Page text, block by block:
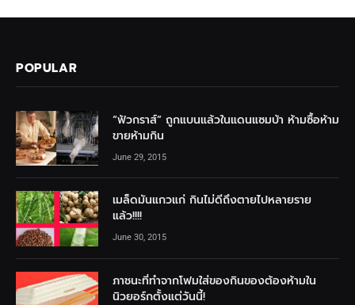
POPULAR
“ฟัวกราส์” ถูกแบนแล้วในแดนแซมบ้า ห้ามซื้อห้าม
ขายห้ามกิน
June 29, 2015
เมล็ดมันแกวแก่ กินไม่ดีถึงตายไปหลายราย
แล้ว!!!!
June 30, 2015
ภาชนะที่ทำจากโฟมใส่ของกินของต้องห้ามใน
นิวยอร์กตั้งแต่วันนี้!